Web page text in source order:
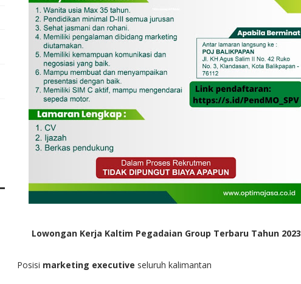
Lowongan Kerja Kaltim Pegadaian Group Terbaru Tahun 2023
Posisi marketing executive seluruh kalimantan